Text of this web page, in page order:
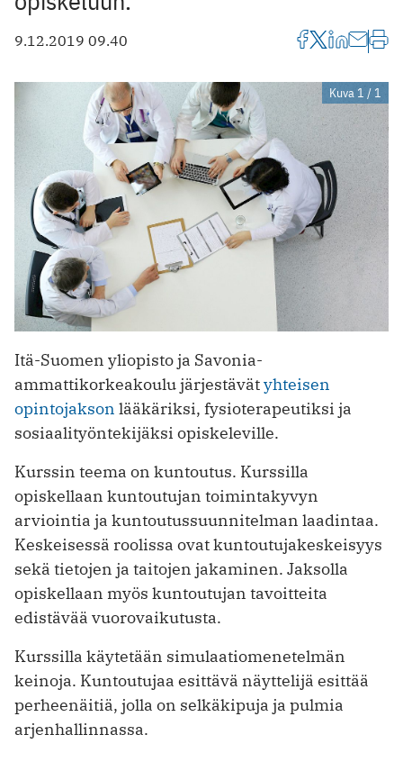
9.12.2019 09.40
Kuva 1 / 1
Itä-Suomen yliopisto ja Savonia-
ammattikorkeakoulu järjestävätyhteisen
opintojakson lääkäriksi, fysioterapeutiksi ja
sosiaalityöntekijäksi opiskeleville.
Kurssin teema on kuntoutus. Kurssilla
opiskellaan kuntoutujan toimintakyvyn
arviointia ja kuntoutussuunnitelman laadintaa.
Keskeisessä roolissa ovat kuntoutujakeskeisyys
sekä tietojen ja taitojen jakaminen. Jaksolla
opiskellaan myös kuntoutujan tavoitteita
edistävää vuorovaikutusta.
Kurssilla käytetään simulaatiomenetelmän
keinoja. Kuntoutujaa esittävä näyttelijä esittää
perheenäitiä, jolla on selkäkipuja ja pulmia
arjenhallinnassa.